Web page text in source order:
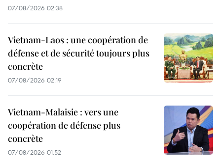
07/08/2026 02:38
Vietnam-Laos : une coopération de
défense et de sécurité toujours plus
concrète
07/08/2026 02:19
Vietnam-Malaisie : vers une
coopération de défense plus
concrète
07/08/2026 01:52